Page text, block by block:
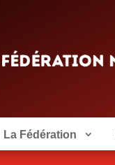
La Fédération